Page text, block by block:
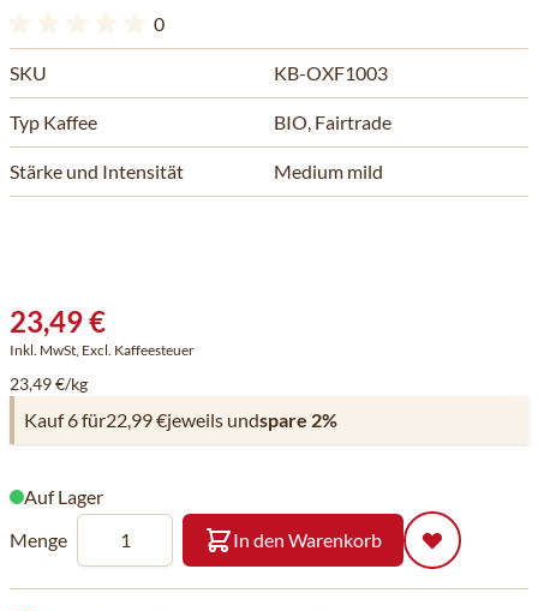
0
SKU KB-OXF1003
Typ Kaffee BIO, Fairtrade
Stärke und Intensität Medium mild
23,49 €
Inkl. MwSt, Excl. Kaffeesteuer
23,49 €/kg
Kauf 6 für22,99 €jeweils undspare 2%
Auf Lager
Menge
In den Warenkorb